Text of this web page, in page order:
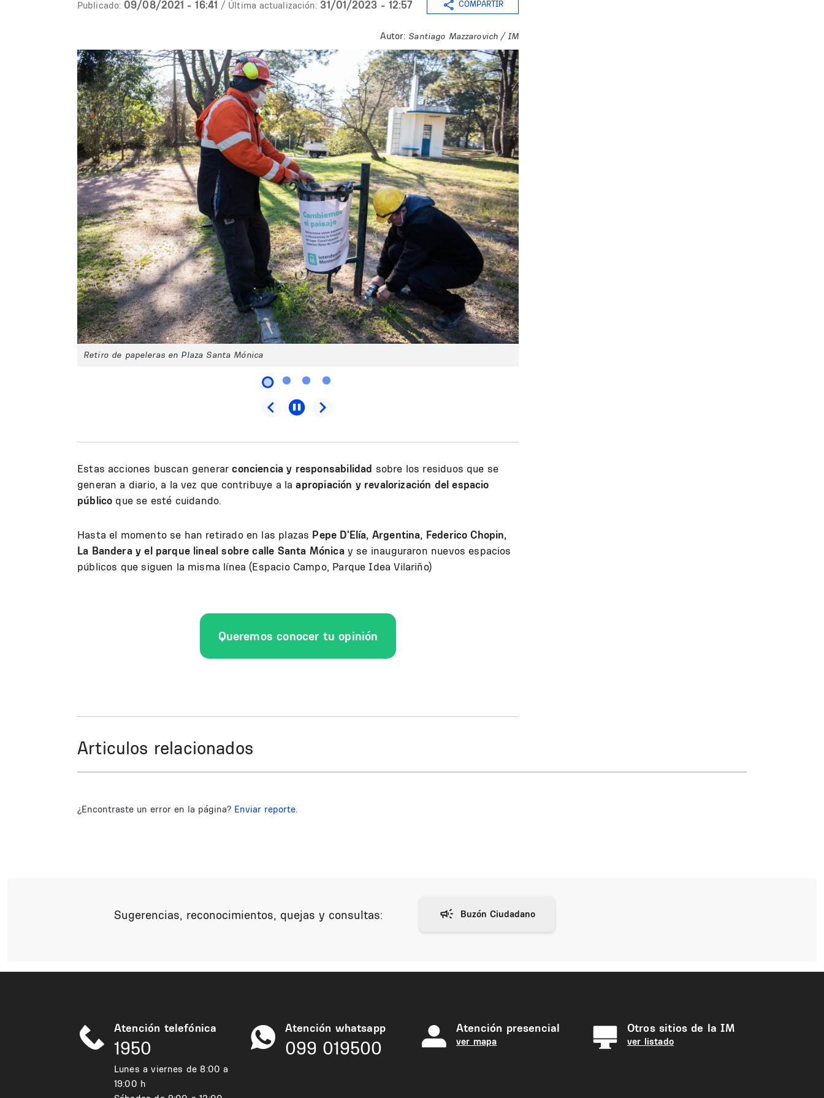
Publicado: 09/08/2021 - 16:41 / Última actualización: 31/01/2023 - 12:57 COMPARTIR
Autor: Santiago Mazzarovich / IM
Retiro de papeleras en Plaza Santa Mónica
Estas acciones buscan generarconciencia y responsabilidad sobre los residuos que se
generan a diario, a la vez que contribuye a laapropiación y revalorización del espacio
público que se esté cuidando.
Hasta el momento se han retirado en las plazas Pepe D'Elía, Argentina, Federico Chopin,
La Bandera y el parque lineal sobre calle Santa Mónicay se inauguraron nuevos espacios
públicos que siguen la misma línea (Espacio Campo, Parque Idea Vilariño)
Queremos conocer tu opinión
Articulos relacionados
¿Encontraste un error en la página? Enviar reporte.
Sugerencias, reconocimientos, quejas y consultas:
Atención telefónica
1950
Lunes a viernes de 8:00 a
19:00 h
Atención whatsapp
099 019500
Atención presencial
ver mapa
Otros sitios de la IM
ver listado